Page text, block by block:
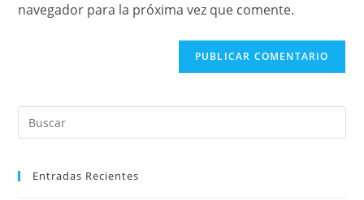
navegador para la próxima vez que comente.
Entradas Recientes